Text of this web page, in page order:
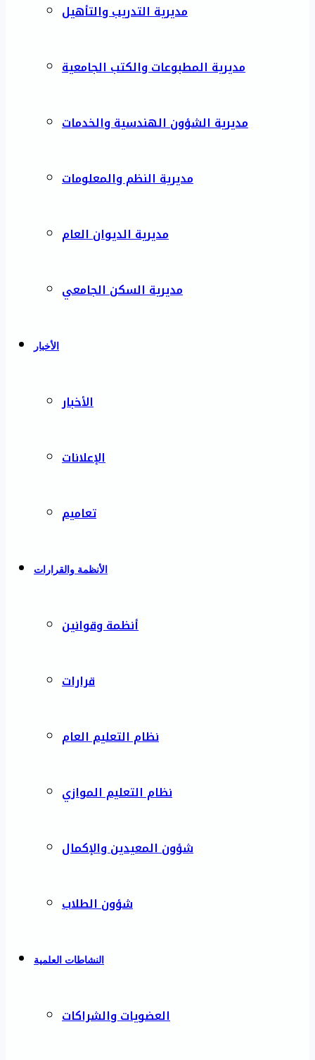
مديرية التدريب والتأهيل
مديرية المطبوعات والكتب الجامعية
مديرية الشؤون الهندسية والخدمات
مديرية النظم والمعلومات
مديرية الديوان العام
مديرية السكن الجامعي
الأخبار
الأخبار
الإعلانات
تعاميم
الأنظمة والقرارات
أنظمة وقوانين
قرارات
نظام التعليم العام
نظام التعليم الموازي
شؤون المعيدين والإكمال
شؤون الطلاب
النشاطات العلمية
العضويات والشراكات